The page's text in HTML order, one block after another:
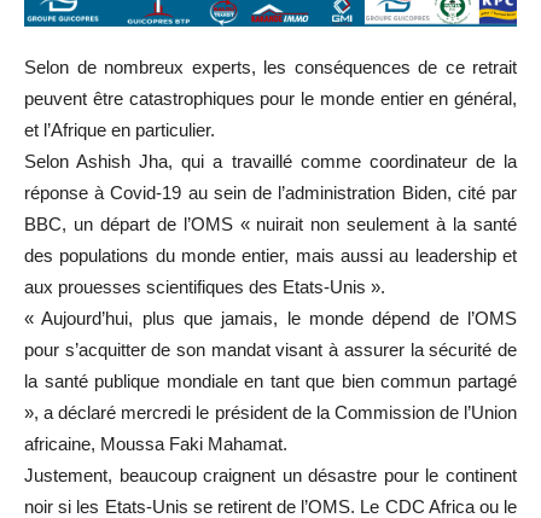
Selon de nombreux experts, les conséquences de ce retrait
peuvent être catastrophiques pour le monde entier en général,
et l’Afrique en particulier.
Selon Ashish Jha, qui a travaillé comme coordinateur de la
réponse à Covid-19 au sein de l’administration Biden, cité par
BBC, un départ de l’OMS « nuirait non seulement à la santé
des populations du monde entier, mais aussi au leadership et
aux prouesses scientifiques des Etats-Unis ».
« Aujourd’hui, plus que jamais, le monde dépend de l’OMS
pour s’acquitter de son mandat visant à assurer la sécurité de
la santé publique mondiale en tant que bien commun partagé
», a déclaré mercredi le président de la Commission de l’Union
africaine, Moussa Faki Mahamat.
Justement, beaucoup craignent un désastre pour le continent
noir si les Etats-Unis se retirent de l’OMS. Le CDC Africa ou le